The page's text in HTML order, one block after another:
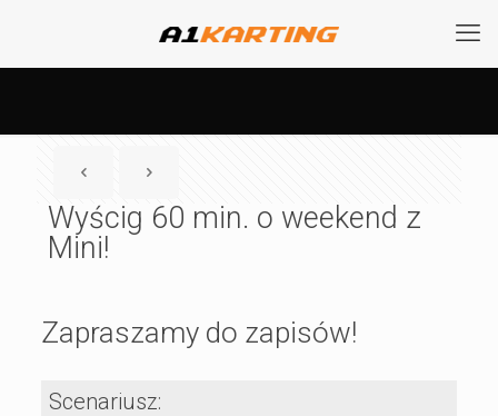
Wyścig 60 min. o weekend z
Mini!
Zapraszamy do zapisów!
Scenariusz: